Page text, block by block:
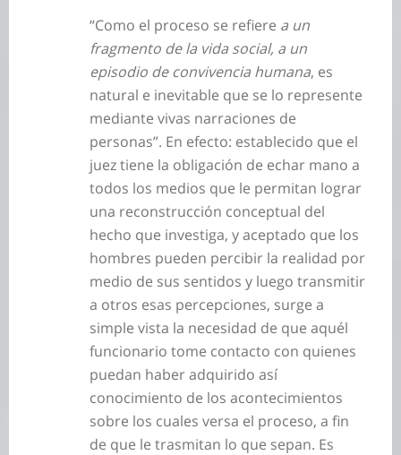
“Como el proceso se refiere a un
fragmento de la vida social, a un
episodio de convivencia humana, es
natural e inevitable que se lo represente
mediante vivas narraciones de
personas”. En efecto: establecido que el
juez tiene la obligación de echar mano a
todos los medios que le permitan lograr
una reconstrucción conceptual del
hecho que investiga, y aceptado que los
hombres pueden percibir la realidad por
medio de sus sentidos y luego transmitir
a otros esas percepciones, surge a
simple vista la necesidad de que aquél
funcionario tome contacto con quienes
puedan haber adquirido así
conocimiento de los acontecimientos
sobre los cuales versa el proceso, a fin
de que le trasmitan lo que sepan. Es